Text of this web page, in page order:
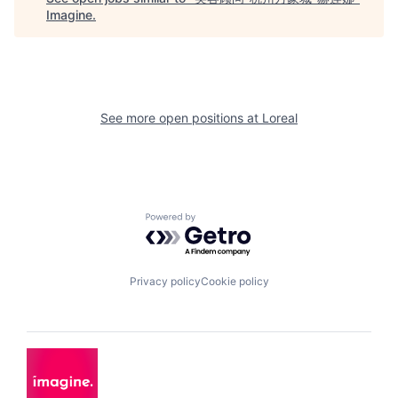
Imagine.
See more open positions at Loreal
Powered by Getro.com
Privacy policyCookie policy